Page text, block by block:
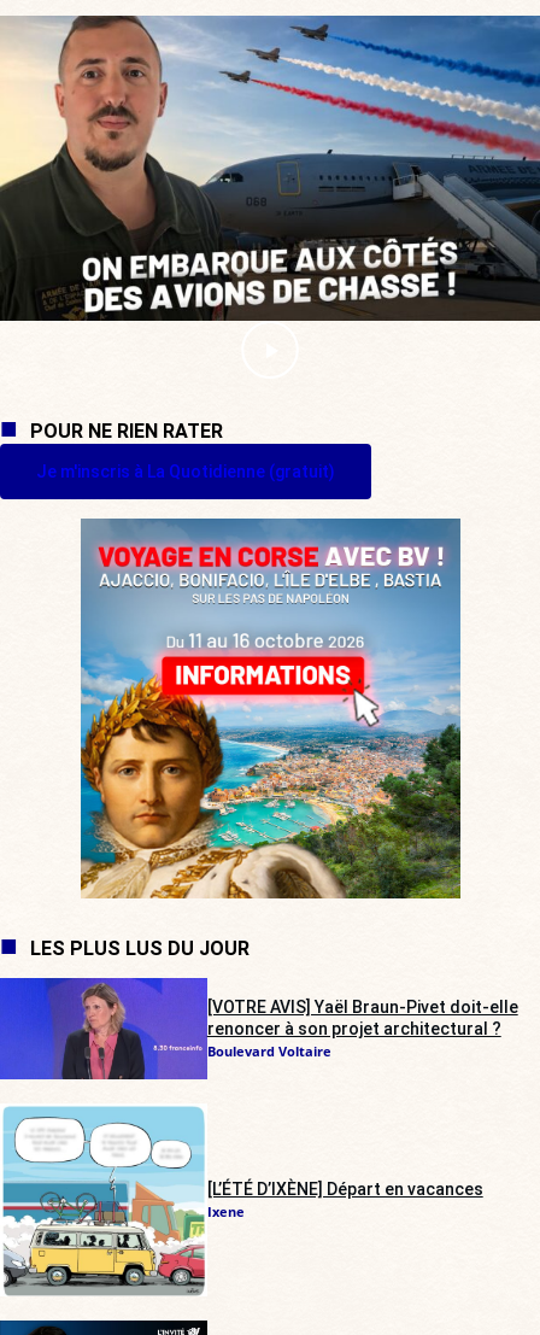
POUR NE RIEN RATER
Je m'inscris à La Quotidienne (gratuit)
LES PLUS LUS DU JOUR
[VOTRE AVIS] Yaël Braun-Pivet doit-elle
renoncer à son projet architectural ?
Boulevard Voltaire
[L’ÉTÉ D’IXÈNE] Départ en vacances
Ixene